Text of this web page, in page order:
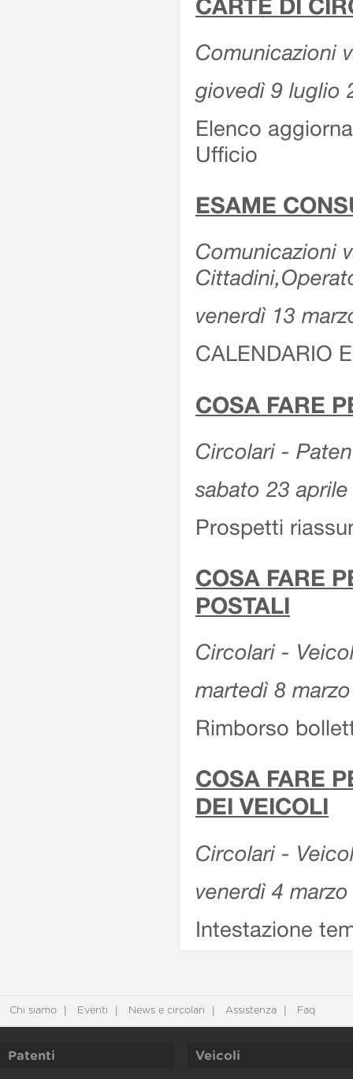
CARTE DI
Comunicazioni
giovedì 9 luglio
Elenco
Ufficio
ESAME
Comunicazioni
venerdì 13
CALENDARIO
COSA FARE
Circolari -
sabato 23
Prospetti
COSA FARE
POSTALI
Circolari -
martedì 8
Rimborso
COSA FARE
DEI VEICOLI
Circolari -
venerdì 4
Intestazione
Chi siamo Eventi News e circolari Assistenza Faq
Patenti Veicoli